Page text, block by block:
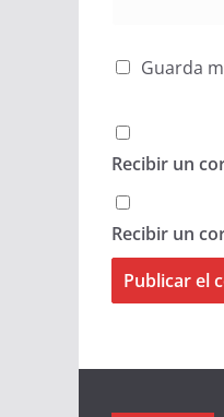
Guarda
Recibir un
Recibir un